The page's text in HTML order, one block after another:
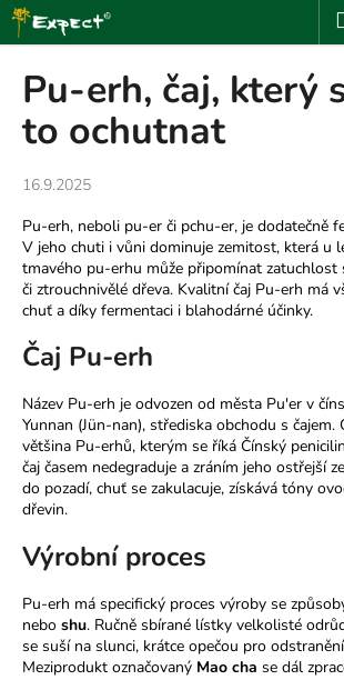
Přejít
obsah
Pu-erh, čaj, který
to ochutnat
16.9.2025
Pu-erh, neboli pu-er či pchu-er, je dodatečně
V jeho chuti i vůni dominuje zemitost, která u
tmavého pu-erhu může připomínat
či ztrouchnivělé dřeva. Kvalitní čaj Pu-erh má
chuť a díky fermentaci i blahodárné účinky.
Čaj Pu-erh
Název Pu-erh je odvozen od města Pu'er v
Yunnan (Jün-nan), střediska obchodu s čajem.
většina Pu-erhů, kterým se říká Čínský
čaj časem nedegraduje a zráním jeho ostřejší
do pozadí, chuť se zakulacuje, získává tóny
dřevin.
Výrobní proces
Pu-erh má specifický proces výroby se
nebo shu. Ručně sbírané lístky velkolisté
se suší na slunci, krátce opečou pro
Meziprodukt označovaný Mao cha se dál
K
o
C
o
p
t
ř
e
b
u
e
t
e
n
a
j
t
?